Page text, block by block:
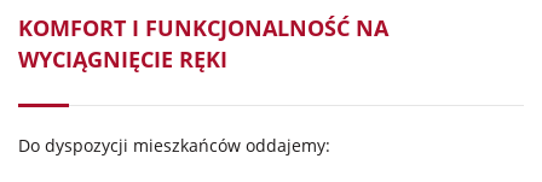
KOMFORT I FUNKCJONALNOŚĆ NA
WYCIĄGNIĘCIE RĘKI
Do dyspozycji mieszkańców oddajemy: